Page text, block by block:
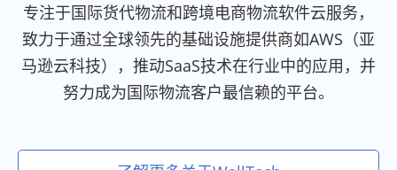
专注于国际货代物流和跨境电商物流软件云服务，
致力于通过全球领先的基础设施提供商如AWS（亚
马逊云科技），推动SaaS技术在行业中的应用，并
努力成为国际物流客户最信赖的平台。